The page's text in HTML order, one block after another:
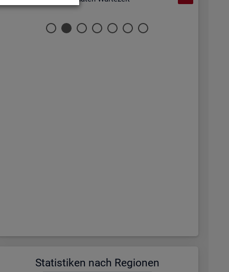
Sta­tis­ti­ken nach Re­gio­nen